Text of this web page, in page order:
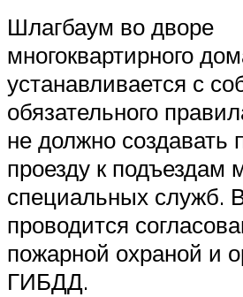
Шлагбаум во дворе
многоквартирного
устанавливается с
обязательного
не должно создавать
проезду к подъездам
специальных служб.
проводится
пожарной охраной и
ГИБДД.